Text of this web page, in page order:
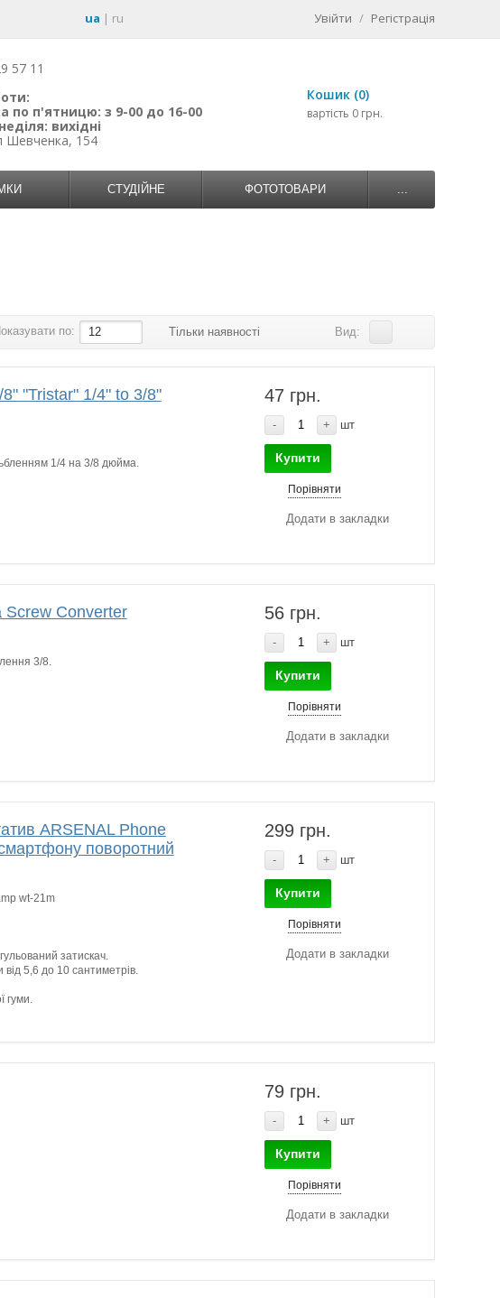
ua | ru Увійти / Регістрація
57 11
по п'ятницю: з 9-00 до 16-00
вихідні
Шевченка, 154
Кошик (0)
вартість 0 грн.
СТУДІЙНЕ ФОТОТОВАРИ ...
по: 12 Тільки наявності Вид:
8" "Tristar" 1/4" to 3/8"
1/4 на 3/8 дюйма.
47 грн.
- + шт
Купити
Порівняти
Додати в закладки
Screw Converter
3/8.
56 грн.
- + шт
Купити
Порівняти
Додати в закладки
ARSENAL Phone
поворотний
wt-21m
затискач.
5,6 до 10 сантиметрів.
гуми.
299 грн.
- + шт
Купити
Порівняти
Додати в закладки
79 грн.
- + шт
Купити
Порівняти
Додати в закладки